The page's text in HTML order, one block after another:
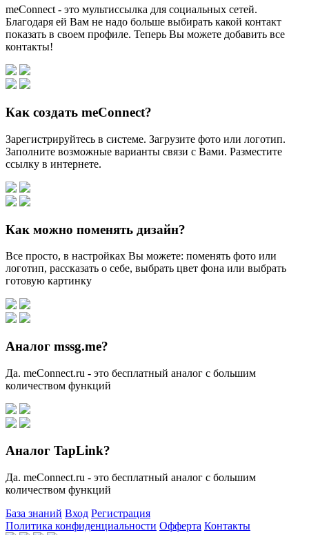
meConnect - это мультиссылка для социальных сетей.
Благодаря ей Вам не надо больше выбирать какой контакт
показать в своем профиле. Теперь Вы можете добавить все
контакты!
Как создать meConnect?
Зарегистрируйтесь в системе. Загрузите фото или логотип.
Заполните возможные варианты связи с Вами. Разместите
ссылку в интернете.
Как можно поменять дизайн?
Все просто, в настройках Вы можете: поменять фото или
логотип, рассказать о себе, выбрать цвет фона или выбрать
готовую картинку
Аналог mssg.me?
Да. meConnect.ru - это бесплатный аналог с большим
количеством функций
Аналог TapLink?
Да. meConnect.ru - это бесплатный аналог с большим
количеством функций
База знаний Вход Регистрация
Политика конфиденциальности Офферта Контакты